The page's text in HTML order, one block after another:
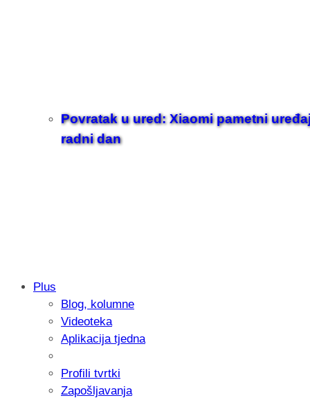
Povratak u ured: Xiaomi pametni
radni dan
Samsung otkrio kako je nastajala
donijelo tanje i izdržljivije preklopne
Plus
Blog, kolumne
Videoteka
Aplikacija tjedna
Profili tvrtki
Zapošljavanja